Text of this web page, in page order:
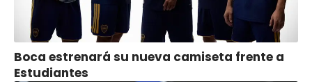
Boca estrenará su nueva camiseta frente a
Estudiantes